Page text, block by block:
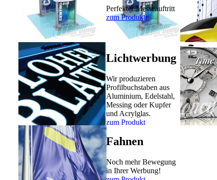
Perfekter Messeauftritt
zum Produkte
Lichtwerbung
Wir produzieren
Profilbuchstaben aus
Aluminium, Edelstahl,
Messing oder Kupfer
und Acrylglas.
zum Produkt
Fahnen
Noch mehr Bewegung
in Ihrer Werbung!